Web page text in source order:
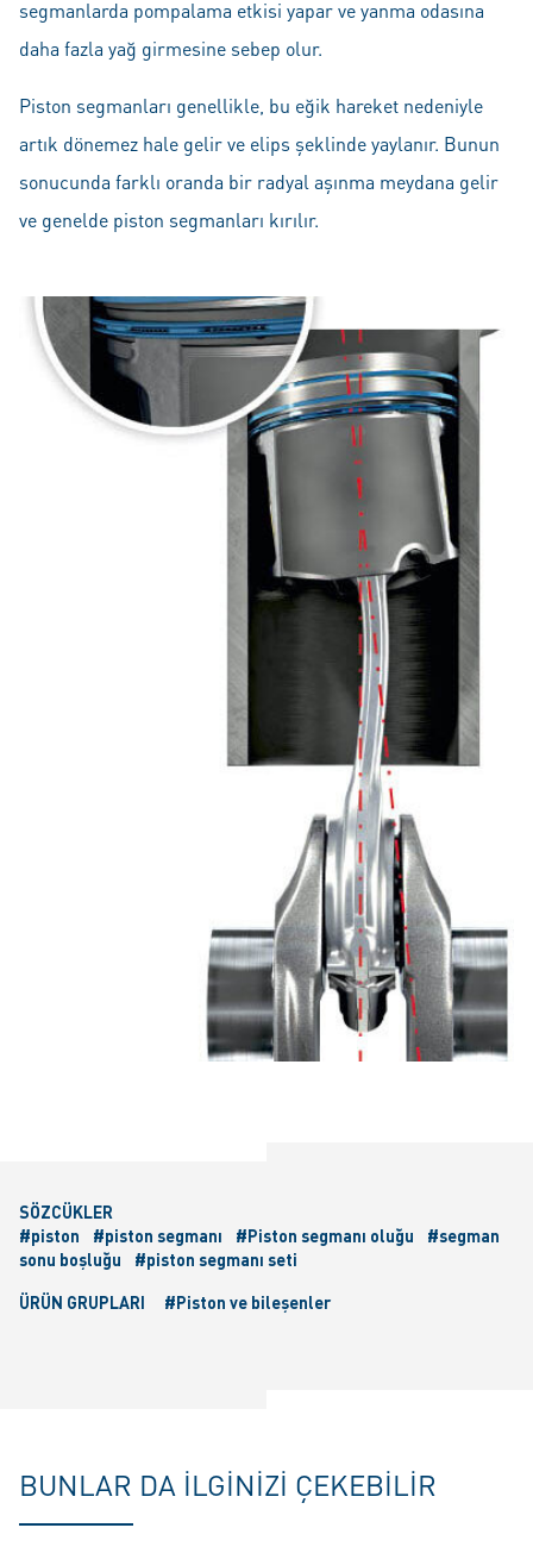
segmanlarda pompalama etkisi yapar ve yanma odasına
daha fazla yağ girmesine sebep olur.
Piston segmanları genellikle, bu eğik hareket nedeniyle
artık dönemez hale gelir ve elips şeklinde yaylanır. Bunun
sonucunda farklı oranda bir radyal aşınma meydana gelir
ve genelde piston segmanları kırılır.
SÖZCÜKLER
#piston
#piston segmanı #Piston segmanı oluğu
#segman
sonu boşluğu
#piston segmanı seti
ÜRÜN GRUPLARI
#Piston ve bileşenler
BUNLAR DA ILGINIZI ÇEKEBILIR